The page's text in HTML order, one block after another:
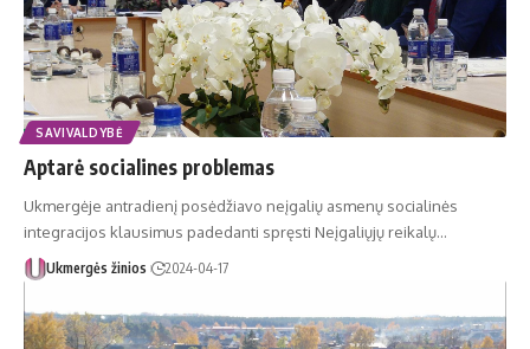
SAVIVALDYBĖ
Aptarė socialines problemas
Ukmergėje antradienį posėdžiavo neįgalių asmenų socialinės
integracijos klausimus padedanti spręsti Neįgaliųjų reikalų…
Ukmergės žinios 2024-04-17